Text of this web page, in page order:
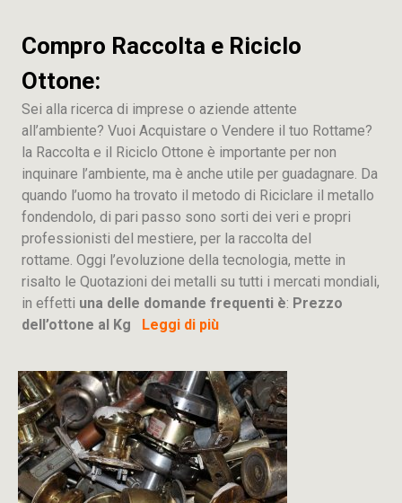
Compro Raccolta e Riciclo
Ottone:
Sei alla ricerca di imprese o aziende attente
all’ambiente? Vuoi Acquistare o Vendere il tuo Rottame?
la Raccolta e il Riciclo Ottone è importante per non
inquinare l’ambiente, ma è anche utile per guadagnare. Da
quando l’uomo ha trovato il metodo di Riciclare il metallo
fondendolo, di pari passo sono sorti dei veri e propri
professionisti del mestiere, per la raccolta del
rottame. Oggi l’evoluzione della tecnologia, mette in
risalto le Quotazioni dei metalli su tutti i mercati mondiali,
in effetti una delle domande frequenti è: Prezzo
dell’ottone al Kg Leggi di più